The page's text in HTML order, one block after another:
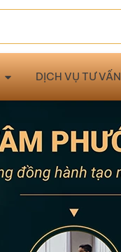
DỊCH VỤ TƯ VẤN